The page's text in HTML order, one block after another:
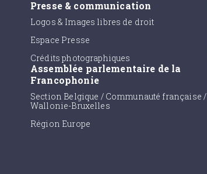
Presse & communication
Logos & Images libres de droit
Espace Presse
Crédits photographiques
Assemblée parlementaire de la
Francophonie
Section Belgique / Communauté française /
Wallonie-Bruxelles
Région Europe